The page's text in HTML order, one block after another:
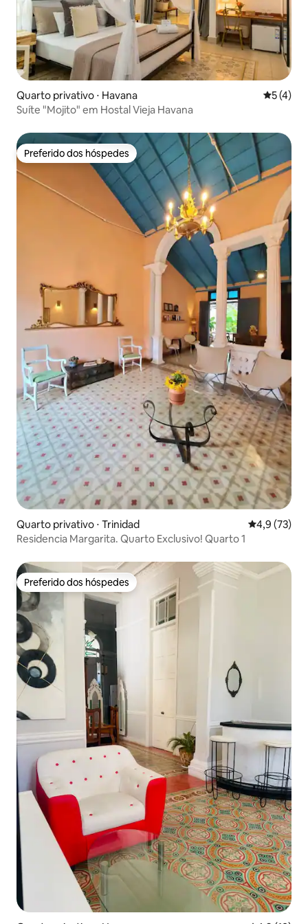
Quarto privativo ⋅ Havana 5 de
5 (4)
Suíte "Mojito" em Hostal Vieja Havana
Preferido dos hóspedes
Preferido dos hóspedes
Quarto privativo ⋅ Trinidad 4,9 de uma
4,9 (73)
Residencia Margarita. Quarto Exclusivo! Quarto 1
Preferido dos hóspedes
Preferido dos hóspedes